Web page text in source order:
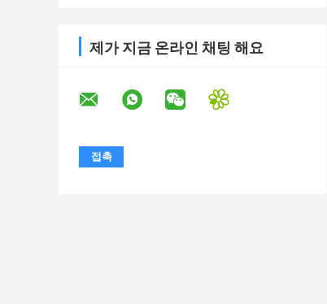
제가 지금 온라인 채팅 해요